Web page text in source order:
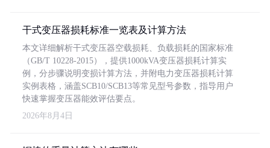
干式变压器损耗标准一览表及计算方法
本文详细解析干式变压器空载损耗、负载损耗的国家标准
（GB/T 10228-2015），提供1000kVA变压器损耗计算实
例，分步骤说明变损计算方法，并附电力变压器损耗计算
实例表格，涵盖SCB10/SCB13等常见型号参数，指导用户
快速掌握变压器能效评估要点。
2026年8月4日